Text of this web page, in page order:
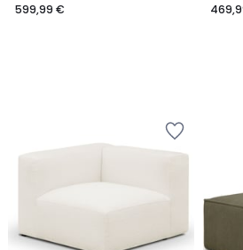
599,99 €